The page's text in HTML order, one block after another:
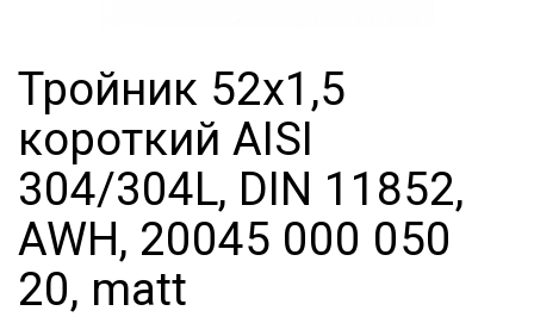
Тройник 52х1,5
короткий AISI
304/304L, DIN 11852,
AWH, 20045 000 050
20, matt